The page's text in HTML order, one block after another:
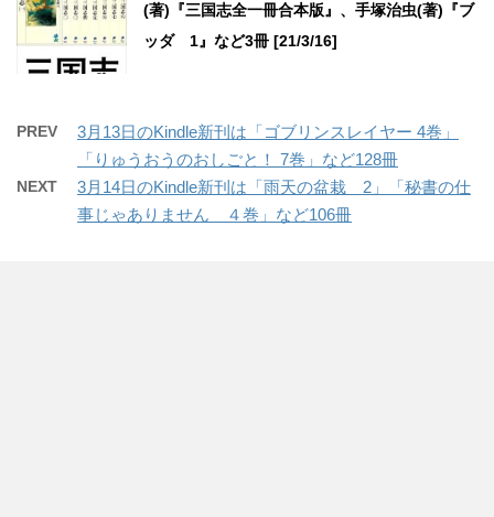
(著)『三国志全一冊合本版』、手塚治虫(著)『ブ
ッダ 1』など3冊 [21/3/16]
PREV
3月13日のKindle新刊は「ゴブリンスレイヤー 4巻」
「りゅうおうのおしごと！ 7巻」など128冊
NEXT
3月14日のKindle新刊は「雨天の盆栽 2」「秘書の仕
事じゃありません ４巻」など106冊